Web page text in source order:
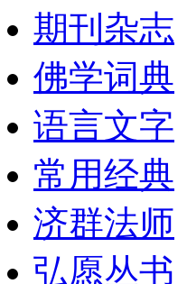
期刊杂志
佛学词典
语言文字
常用经典
济群法师
弘愿丛书